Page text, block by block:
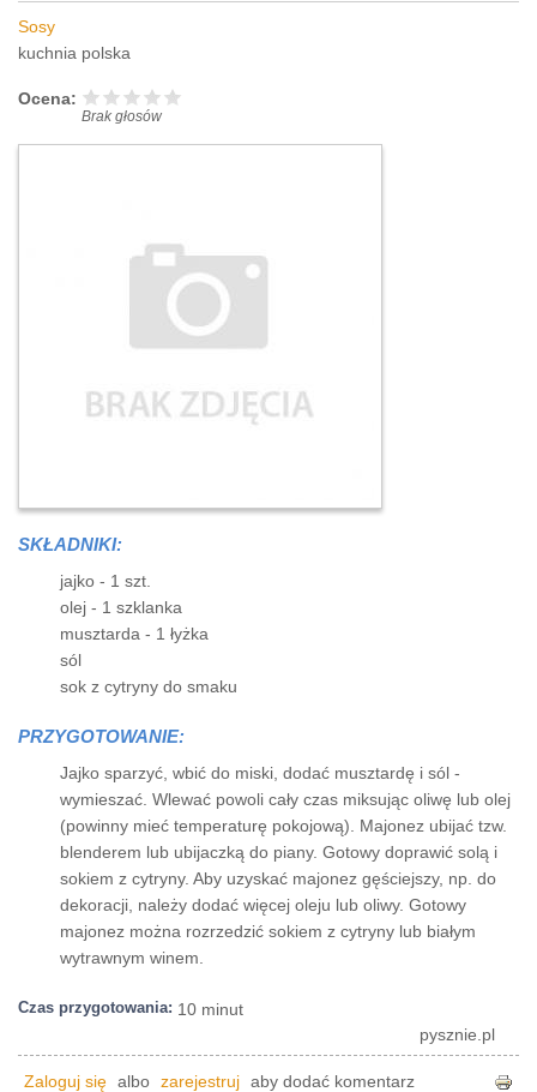
Sosy
kuchnia polska
Ocena:
Brak głosów
SKŁADNIKI:
jajko - 1 szt.
olej - 1 szklanka
musztarda - 1 łyżka
sól
sok z cytryny do smaku
PRZYGOTOWANIE:
Jajko sparzyć, wbić do miski, dodać musztardę i sól -
wymieszać. Wlewać powoli cały czas miksując oliwę lub olej
(powinny mieć temperaturę pokojową). Majonez ubijać tzw.
blenderem lub ubijaczką do piany. Gotowy doprawić solą i
sokiem z cytryny. Aby uzyskać majonez gęściejszy, np. do
dekoracji, należy dodać więcej oleju lub oliwy. Gotowy
majonez można rozrzedzić sokiem z cytryny lub białym
wytrawnym winem.
Czas przygotowania: 10 minut
pysznie.pl
Zaloguj się albo zarejestruj aby dodać komentarz